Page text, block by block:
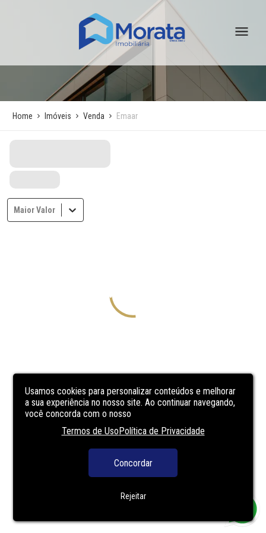
Usamos cookies para personalizar conteúdos e melhorar
a sua experiência no nosso site. Ao continuar navegando,
você concorda com o nosso
Termos de UsoPolítica de Privacidade
Concordar
Rejeitar
Home Imóveis Venda Emaar
Maior Valor